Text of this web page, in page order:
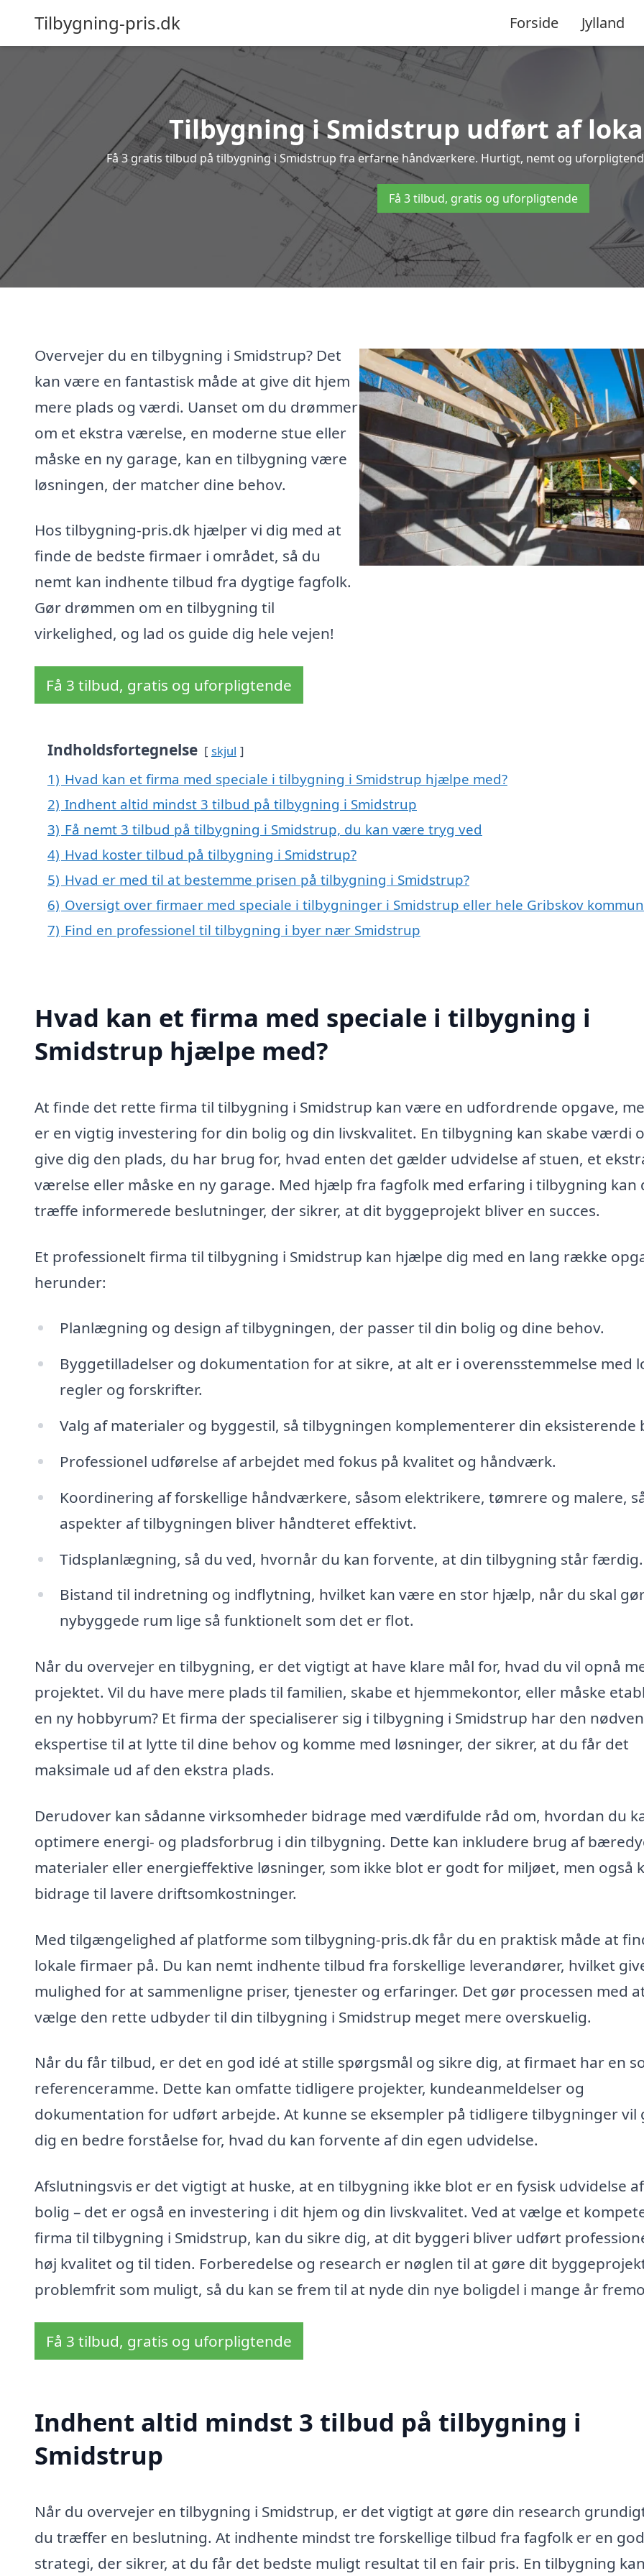
Tilbygning-pris.dk Forside Jylland
Tilbygning i Smidstrup udført af
Få 3 gratis tilbud på tilbygning i Smidstrup fra erfarne håndværkere. Hurtigt, nemt og
Få 3 tilbud, gratis og uforpligtende
Overvejer du en tilbygning i Smidstrup? Det
kan være en fantastisk måde at give dit hjem
mere plads og værdi. Uanset om du drømmer
om et ekstra værelse, en moderne stue eller
måske en ny garage, kan en tilbygning være
løsningen, der matcher dine behov.
Hos tilbygning-pris.dk hjælper vi dig med at
finde de bedste firmaer i området, så du
nemt kan indhente tilbud fra dygtige fagfolk.
Gør drømmen om en tilbygning til
virkelighed, og lad os guide dig hele vejen!
Få 3 tilbud, gratis og uforpligtende
Indholdsfortegnelse skjul
1) Hvad kan et firma med speciale i tilbygning i Smidstrup hjælpe med?
2) Indhent altid mindst 3 tilbud på tilbygning i Smidstrup
3) Få nemt 3 tilbud på tilbygning i Smidstrup, du kan være tryg ved
4) Hvad koster tilbud på tilbygning i Smidstrup?
5) Hvad er med til at bestemme prisen på tilbygning i Smidstrup?
6) Oversigt over firmaer med speciale i tilbygninger i Smidstrup eller hele Gribskov
7) Find en professionel til tilbygning i byer nær Smidstrup
Hvad kan et firma med speciale i tilbygning i
Smidstrup hjælpe med?
At finde det rette firma til tilbygning i Smidstrup kan være en udfordrende opgave,
er en vigtig investering for din bolig og din livskvalitet. En tilbygning kan skabe værdi
give dig den plads, du har brug for, hvad enten det gælder udvidelse af stuen, et
værelse eller måske en ny garage. Med hjælp fra fagfolk med erfaring i tilbygning kan
træffe informerede beslutninger, der sikrer, at dit byggeprojekt bliver en succes.
Et professionelt firma til tilbygning i Smidstrup kan hjælpe dig med en lang række
herunder:
Planlægning og design af tilbygningen, der passer til din bolig og dine behov.
Byggetilladelser og dokumentation for at sikre, at alt er i overensstemmelse med
regler og forskrifter.
Valg af materialer og byggestil, så tilbygningen komplementerer din eksisterende
Professionel udførelse af arbejdet med fokus på kvalitet og håndværk.
Koordinering af forskellige håndværkere, såsom elektrikere, tømrere og malere,
aspekter af tilbygningen bliver håndteret effektivt.
Tidsplanlægning, så du ved, hvornår du kan forvente, at din tilbygning står færdig.
Bistand til indretning og indflytning, hvilket kan være en stor hjælp, når du skal
nybyggede rum lige så funktionelt som det er flot.
Når du overvejer en tilbygning, er det vigtigt at have klare mål for, hvad du vil opnå
projektet. Vil du have mere plads til familien, skabe et hjemmekontor, eller måske
en ny hobbyrum? Et firma der specialiserer sig i tilbygning i Smidstrup har den
ekspertise til at lytte til dine behov og komme med løsninger, der sikrer, at du får det
maksimale ud af den ekstra plads.
Derudover kan sådanne virksomheder bidrage med værdifulde råd om, hvordan du
optimere energi- og pladsforbrug i din tilbygning. Dette kan inkludere brug af
materialer eller energieffektive løsninger, som ikke blot er godt for miljøet, men også
bidrage til lavere driftsomkostninger.
Med tilgængelighed af platforme som tilbygning-pris.dk får du en praktisk måde at
lokale firmaer på. Du kan nemt indhente tilbud fra forskellige leverandører, hvilket
mulighed for at sammenligne priser, tjenester og erfaringer. Det gør processen med
vælge den rette udbyder til din tilbygning i Smidstrup meget mere overskuelig.
Når du får tilbud, er det en god idé at stille spørgsmål og sikre dig, at firmaet har en
referenceramme. Dette kan omfatte tidligere projekter, kundeanmeldelser og
dokumentation for udført arbejde. At kunne se eksempler på tidligere tilbygninger vil
dig en bedre forståelse for, hvad du kan forvente af din egen udvidelse.
Afslutningsvis er det vigtigt at huske, at en tilbygning ikke blot er en fysisk udvidelse
bolig – det er også en investering i dit hjem og din livskvalitet. Ved at vælge et
firma til tilbygning i Smidstrup, kan du sikre dig, at dit byggeri bliver udført
høj kvalitet og til tiden. Forberedelse og research er nøglen til at gøre dit
problemfrit som muligt, så du kan se frem til at nyde din nye boligdel i mange år
Få 3 tilbud, gratis og uforpligtende
Indhent altid mindst 3 tilbud på tilbygning i
Smidstrup
Når du overvejer en tilbygning i Smidstrup, er det vigtigt at gøre din research
du træffer en beslutning. At indhente mindst tre forskellige tilbud fra fagfolk er en god
strategi, der sikrer, at du får det bedste muligt resultat til en fair pris. En tilbygning